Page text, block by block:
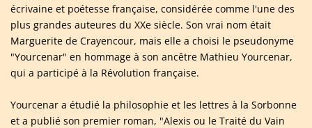
écrivaine et poétesse française, considérée comme l'une des
plus grandes auteures du XXe siècle. Son vrai nom était
Marguerite de Crayencour, mais elle a choisi le pseudonyme
"Yourcenar" en hommage à son ancêtre Mathieu Yourcenar,
qui a participé à la Révolution française.
Yourcenar a étudié la philosophie et les lettres à la Sorbonne
et a publié son premier roman, "Alexis ou le Traité du Vain